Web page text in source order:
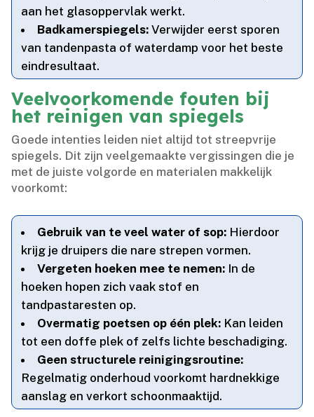
aan het glasoppervlak werkt.​
Badkamerspiegels: Verwijder eerst sporen
van tandenpasta of waterdamp voor het beste
eindresultaat.​
Veelvoorkomende fouten bij
het reinigen van spiegels
Goede intenties leiden niet altijd tot streepvrije
spiegels.​ Dit zijn veelgemaakte vergissingen die je
met de juiste volgorde en materialen makkelijk
voorkomt:
Gebruik van te veel water of sop: Hierdoor
krijg je druipers die nare strepen vormen.​
Vergeten hoeken mee te nemen: In de
hoeken hopen zich vaak stof en
tandpastaresten op.​
Overmatig poetsen op één plek: Kan leiden
tot een doffe plek of zelfs lichte beschadiging.​
Geen structurele reinigingsroutine:
Regelmatig onderhoud voorkomt hardnekkige
aanslag en verkort schoonmaaktijd.​